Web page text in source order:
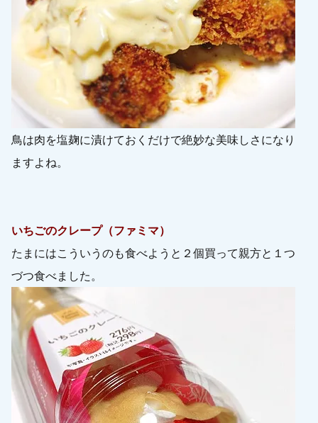
鳥は肉を塩麹に漬けておくだけで絶妙な美味しさになり
ますよね。
いちごのクレープ（ファミマ）
たまにはこういうのも食べようと２個買って親方と１つ
づつ食べました。